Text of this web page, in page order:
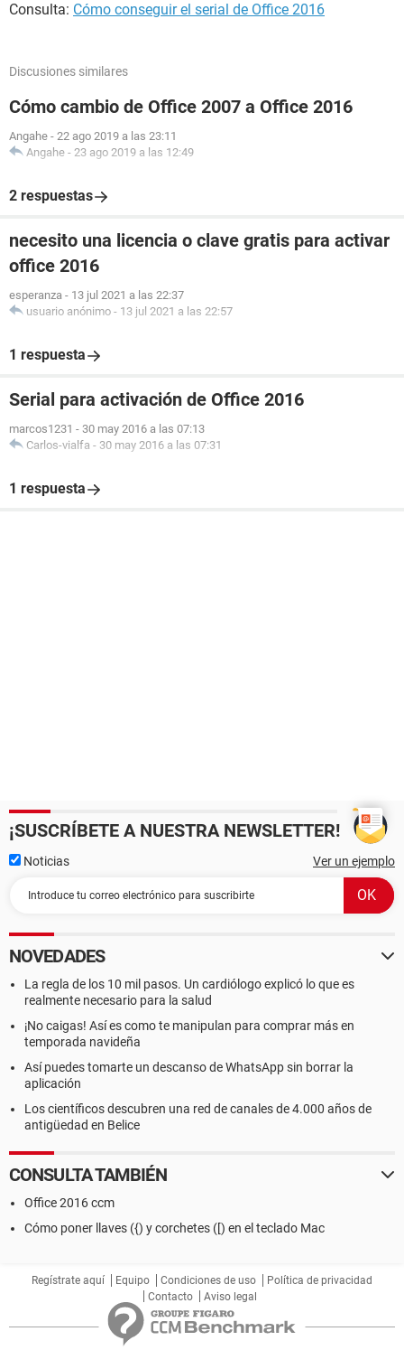
Consulta: Cómo conseguir el serial de Office 2016
Discusiones similares
Cómo cambio de Office 2007 a Office 2016
Angahe - 22 ago 2019 a las 23:11
Angahe - 23 ago 2019 a las 12:49
2 respuestas
necesito una licencia o clave gratis para activar
office 2016
esperanza - 13 jul 2021 a las 22:37
usuario anónimo - 13 jul 2021 a las 22:57
1 respuesta
Serial para activación de Office 2016
marcos1231 - 30 may 2016 a las 07:13
Carlos-vialfa - 30 may 2016 a las 07:31
1 respuesta
¡SUSCRÍBETE A NUESTRA NEWSLETTER!
Noticias Ver un ejemplo
NOVEDADES
La regla de los 10 mil pasos. Un cardiólogo explicó lo que es
realmente necesario para la salud
¡No caigas! Así es como te manipulan para comprar más en
temporada navideña
Así puedes tomarte un descanso de WhatsApp sin borrar la
aplicación
Los científicos descubren una red de canales de 4.000 años de
antigüedad en Belice
CONSULTA TAMBIÉN
Office 2016 ccm
Cómo poner llaves ({) y corchetes ([) en el teclado Mac
Regístrate aquí Equipo Condiciones de uso
Política de privacidad
Contacto
Aviso legal